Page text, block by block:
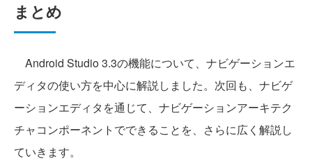
まとめ
Android Studio 3.3の機能について、ナビゲーションエ
ディタの使い方を中心に解説しました。次回も、ナビゲ
ーションエディタを通じて、ナビゲーションアーキテク
チャコンポーネントでできることを、さらに広く解説し
ていきます。